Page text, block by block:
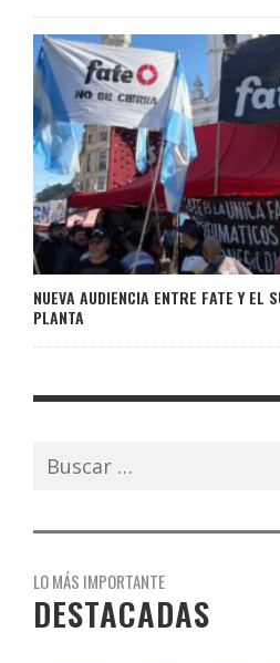
NUEVA AUDIENCIA ENTRE FATE Y EL
PLANTA
Buscar:
LO MÁS IMPORTANTE
DESTACADAS